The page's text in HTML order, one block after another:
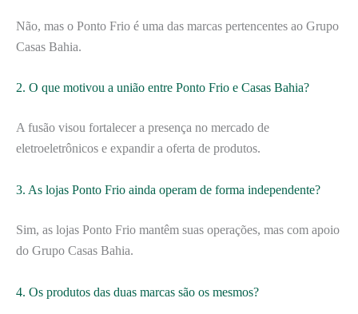
Não, mas o Ponto Frio é uma das marcas pertencentes ao Grupo
Casas Bahia.
2. O que motivou a união entre Ponto Frio e Casas Bahia?
A fusão visou fortalecer a presença no mercado de
eletroeletrônicos e expandir a oferta de produtos.
3. As lojas Ponto Frio ainda operam de forma independente?
Sim, as lojas Ponto Frio mantêm suas operações, mas com apoio
do Grupo Casas Bahia.
4. Os produtos das duas marcas são os mesmos?